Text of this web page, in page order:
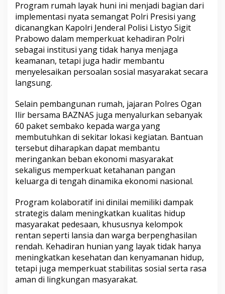
Program rumah layak huni ini menjadi bagian dari
implementasi nyata semangat Polri Presisi yang
dicanangkan Kapolri Jenderal Polisi Listyo Sigit
Prabowo dalam memperkuat kehadiran Polri
sebagai institusi yang tidak hanya menjaga
keamanan, tetapi juga hadir membantu
menyelesaikan persoalan sosial masyarakat secara
langsung.
Selain pembangunan rumah, jajaran Polres Ogan
Ilir bersama BAZNAS juga menyalurkan sebanyak
60 paket sembako kepada warga yang
membutuhkan di sekitar lokasi kegiatan. Bantuan
tersebut diharapkan dapat membantu
meringankan beban ekonomi masyarakat
sekaligus memperkuat ketahanan pangan
keluarga di tengah dinamika ekonomi nasional.
Program kolaboratif ini dinilai memiliki dampak
strategis dalam meningkatkan kualitas hidup
masyarakat pedesaan, khususnya kelompok
rentan seperti lansia dan warga berpenghasilan
rendah. Kehadiran hunian yang layak tidak hanya
meningkatkan kesehatan dan kenyamanan hidup,
tetapi juga memperkuat stabilitas sosial serta rasa
aman di lingkungan masyarakat.